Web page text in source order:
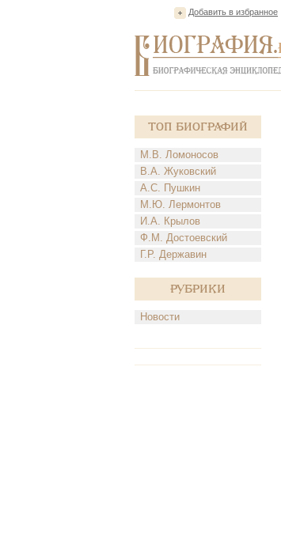
Добавить в избранное
Топ Биографий
М.В. Ломоносов
В.А. Жуковский
А.С. Пушкин
М.Ю. Лермонтов
И.А. Крылов
Ф.М. Достоевский
Г.Р. Державин
Рубрики
Новости